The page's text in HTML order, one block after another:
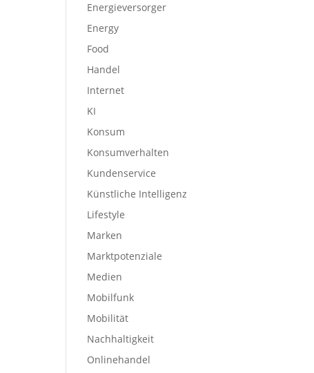
Energieversorger
Energy
Food
Handel
Internet
KI
Konsum
Konsumverhalten
Kundenservice
Künstliche Intelligenz
Lifestyle
Marken
Marktpotenziale
Medien
Mobilfunk
Mobilität
Nachhaltigkeit
Onlinehandel